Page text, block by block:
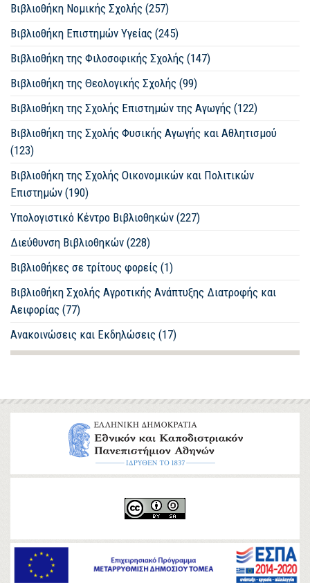
Βιβλιοθήκη Νομικής Σχολής (257)
Βιβλιοθήκη Επιστημών Υγείας (245)
Βιβλιοθήκη της Φιλοσοφικής Σχολής (147)
Βιβλιοθήκη της Θεολογικής Σχολής (99)
Βιβλιοθήκη της Σχολής Επιστημών της Αγωγής (122)
Βιβλιοθήκη της Σχολής Φυσικής Αγωγής και Αθλητισμού
(123)
Βιβλιοθήκη της Σχολής Οικονομικών και Πολιτικών
Επιστημών (190)
Υπολογιστικό Κέντρο Βιβλιοθηκών (227)
Διεύθυνση Βιβλιοθηκών (228)
Βιβλιοθήκες σε τρίτους φορείς (1)
Βιβλιοθήκη Σχολής Αγροτικής Ανάπτυξης Διατροφής και
Αειφορίας (77)
Ανακοινώσεις και Εκδηλώσεις (17)